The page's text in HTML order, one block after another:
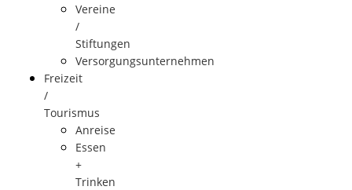
Vereine
/
Stiftungen
Versorgungsunternehmen
Freizeit
/
Tourismus
Anreise
Essen
+
Trinken